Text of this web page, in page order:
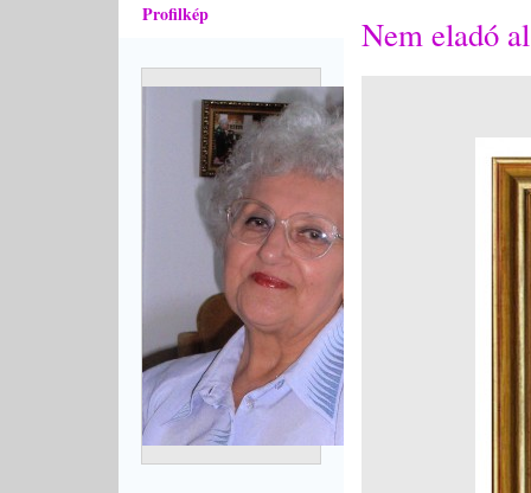
Profilkép Nem eladó